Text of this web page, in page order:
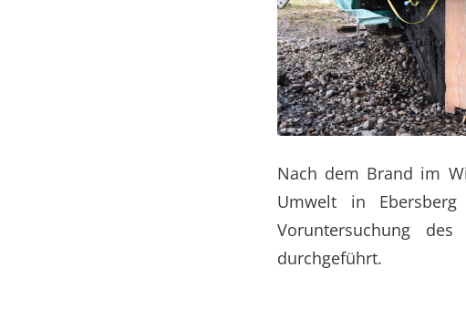
Nach dem Brand im
Umwelt in
Voruntersuchung
durchgeführt.